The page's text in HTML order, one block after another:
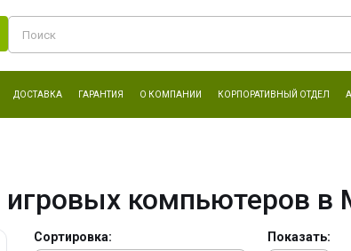
ДОСТАВКА ГАРАНТИЯ О КОМПАНИИ КОРПОРАТИВНЫЙ ОТДЕЛ
игровых компьютеров в
Сортировка: Показать: